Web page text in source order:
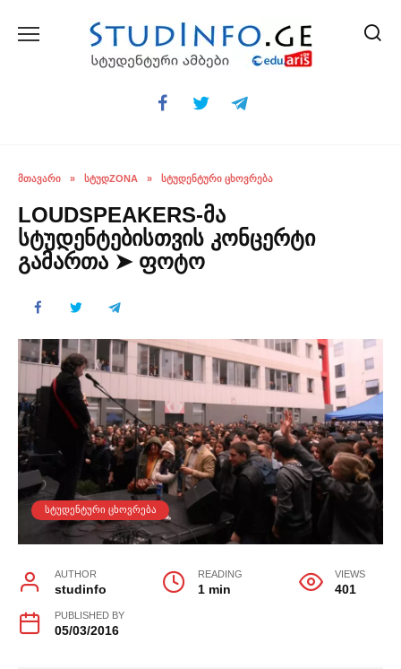
ᲛᲗᲐᲕᲐᲠᲘ » ᲡᲢᲣᲓZONA » ᲡᲢᲣᲓᲔᲜᲢᲣᲠᲘ ᲪᲮᲝᲕᲠᲔᲑᲐ
LOUDSPEAKERS-მა
სტუდენტებისთვის კონცერტი
გამართა ➤ ფოტო
ᲡᲢᲣᲓᲔᲜᲢᲣᲠᲘ ᲪᲮᲝᲕᲠᲔᲑᲐ
AUTHOR
studinfo
READING
1 min
VIEWS
401
PUBLISHED BY
05/03/2016